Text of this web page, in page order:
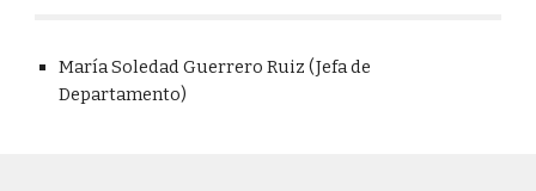
María Soledad Guerrero Ruiz(Jefade
Departamento)